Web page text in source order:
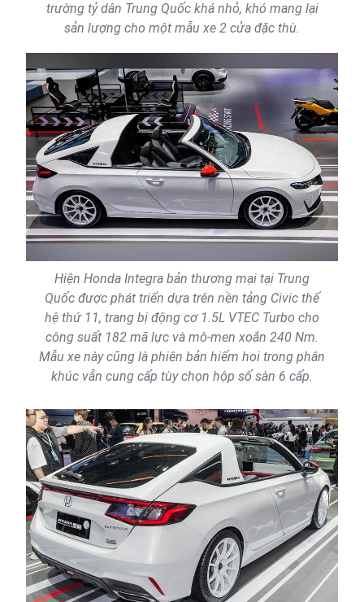
trường tỷ dân Trung Quốc khá nhỏ, khó mang lại
sản lượng cho một mẫu xe 2 cửa đặc thù.
Hiện Honda Integra bản thương mại tại Trung
Quốc được phát triển dựa trên nền tảng Civic thế
hệ thứ 11, trang bị động cơ 1.5L VTEC Turbo cho
công suất 182 mã lực và mô-men xoắn 240 Nm.
Mẫu xe này cũng là phiên bản hiếm hoi trong phân
khúc vẫn cung cấp tùy chọn hộp số sàn 6 cấp.